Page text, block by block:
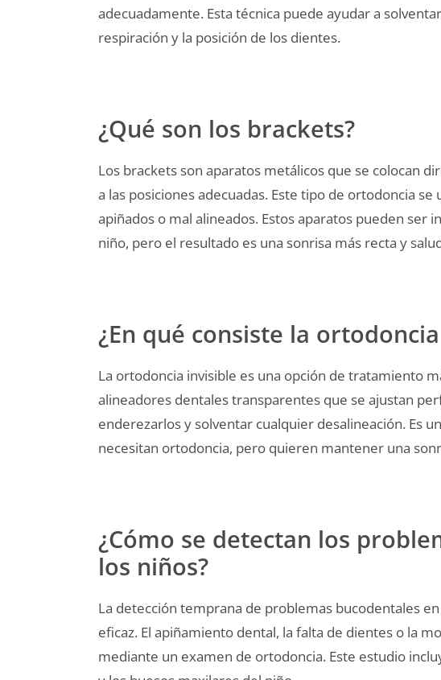
adecuadamente. Esta técnica puede ayudar a
respiración y la posición de los dientes.
¿Qué son los brackets?
Los brackets son aparatos metálicos que se colocan
a las posiciones adecuadas. Este tipo de ortodoncia
apiñados o mal alineados. Estos aparatos pueden ser
niño, pero el resultado es una sonrisa más recta y
¿En qué consiste la
La ortodoncia invisible es una opción de tratamiento
alineadores dentales transparentes que se ajustan
enderezarlos y solventar cualquier desalineación. Es
necesitan ortodoncia, pero quieren mantener una
¿Cómo se detectan los
los niños?
La detección temprana de problemas bucodentales
eficaz. El apiñamiento dental, la falta de dientes o la
mediante un examen de ortodoncia. Este estudio